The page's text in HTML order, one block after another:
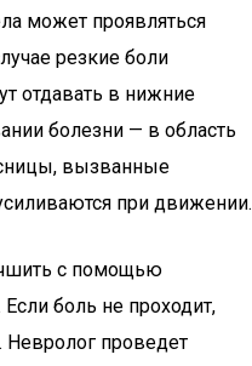
может проявляться
резкие боли
отдавать в нижние
болезни — в область
вызванные
при движении.
с помощью
боль не проходит,
Невролог проведет